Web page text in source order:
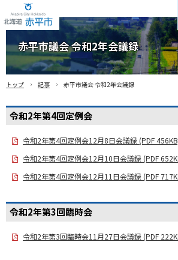
Akabira City Hokkaido 北海道 赤平市
赤平市議会 令和2年会議録
トップ › 記事 › 赤平市議会 令和2年会議録
令和2年第4回定例会
令和2年第4回定例会12月8日会議録 (PDF
令和2年第4回定例会12月10日会議録 (PDF
令和2年第4回定例会12月11日会議録 (PDF
令和2年第3回臨時会
令和2年第3回臨時会11月27日会議録 (PDF